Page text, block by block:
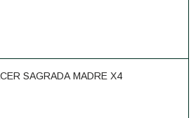
SAGRADA MADRE X4